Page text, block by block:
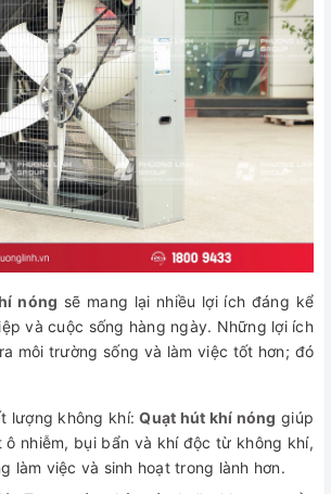
nóng sẽ mang lại nhiều lợi ích đáng kể
và cuộc sống hàng ngày. Những lợi ích
môi trường sống và làm việc tốt hơn; đó
lượng không khí:Quạt hút khí nóng giúp
ô nhiễm, bụi bẩn và khí độc từ không khí,
làm việc và sinh hoạt trong lành hơn.